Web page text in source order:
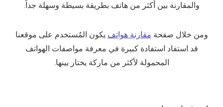
والمقارنة بين أكثر من هاتف بطريقة بسيطة وسهلة جداً.
ومن خلال صفحة مقارنة هواتف يكون المُستخدم على موقعنا
قد استفاد استفادة كبيرة في معرفة مواصفات الهواتف
المحمولة لأكثر من ماركة يختار بينها.